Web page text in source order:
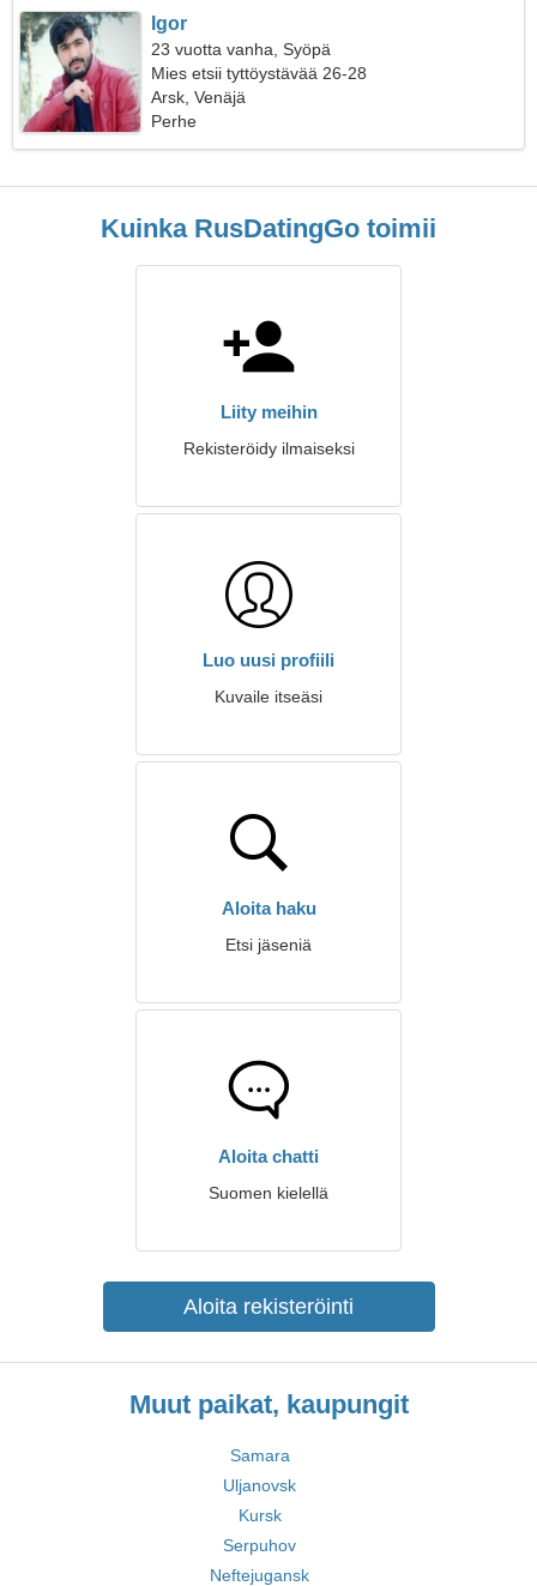
Igor
23 vuotta vanha, Syöpä
Mies etsii tyttöystävää 26-28
Arsk, Venäjä
Perhe
Kuinka RusDatingGo toimii
Liity meihin
Rekisteröidy ilmaiseksi
Luo uusi profiili
Kuvaile itseäsi
Aloita haku
Etsi jäseniä
Aloita chatti
Suomen kielellä
Aloita rekisteröinti
Muut paikat, kaupungit
Samara
Uljanovsk
Kursk
Serpuhov
Neftejugansk